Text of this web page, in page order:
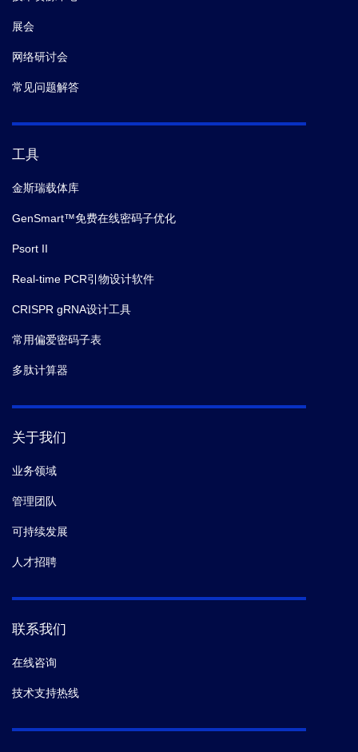
展会
网络研讨会
常见问题解答
工具
金斯瑞载体库
GenSmart™免费在线密码子优化
Psort II
Real-time PCR引物设计软件
CRISPR gRNA设计工具
常用偏爱密码子表
多肽计算器
关于我们
业务领域
管理团队
可持续发展
人才招聘
联系我们
在线咨询
技术支持热线